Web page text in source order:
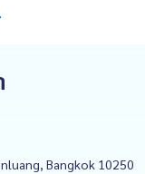
Bangkok 10250